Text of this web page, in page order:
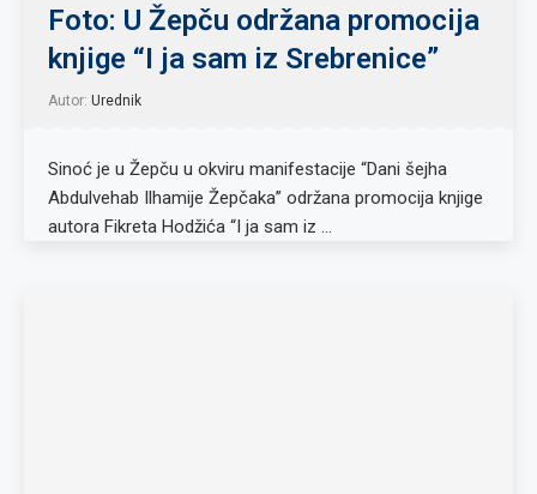
Foto: U Žepču održana promocija
knjige “I ja sam iz Srebrenice”
Autor: Urednik
Sinoć je u Žepču u okviru manifestacije “Dani šejha
Abdulvehab Ilhamije Žepčaka” održana promocija knjige
autora Fikreta Hodžića “I ja sam iz …